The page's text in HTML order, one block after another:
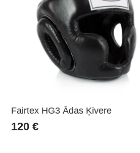
Fairtex HG3 Ādas Ķivere
120 €